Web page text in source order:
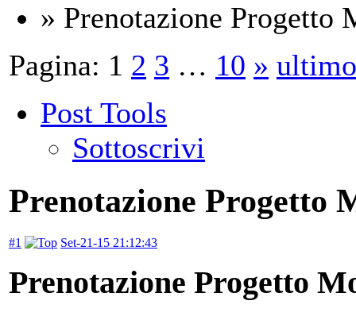
» Prenotazione Progetto
Pagina: 1 2 3 … 10 » ultimo
Post Tools
Sottoscrivi
Prenotazione Progetto
#1 Set-21-15 21:12:43
Prenotazione Progetto